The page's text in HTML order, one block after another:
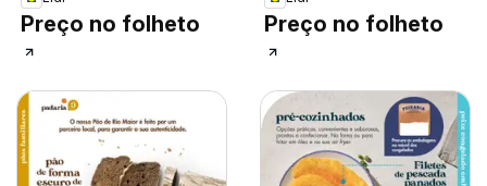
Preço no folheto Preço no folheto